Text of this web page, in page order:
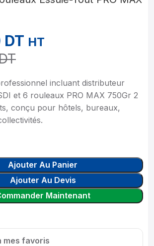
DT HT
incluant distributeur
et 6 rouleaux PRO MAX 750Gr 2
conçu pour hôtels, bureaux,
Ajouter Au Panier
Ajouter Au Devis
Maintenant
mes favoris